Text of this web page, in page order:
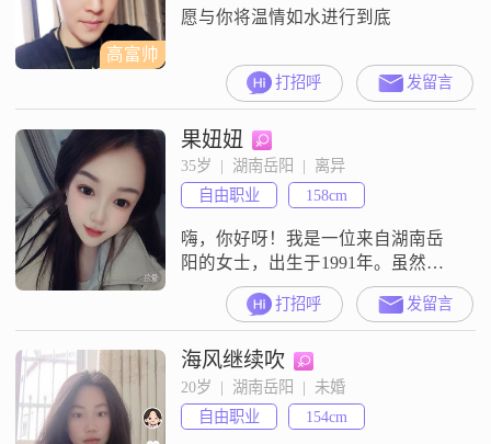
心，我会尽自己最大的努力去维护
高富帅
愿与你将温情如水进行到底
打招呼 发留言
果妞妞
35岁  |  湖南岳阳  |  离异
自由职业
158cm
嗨，你好呀！我是一位来自湖南岳
阳的女士，出生于1991年。虽然我
的身高只有158cm，但我相信，身高
并不是决定我们是否合适的关键因
素。我性格开朗，总是爱笑，我觉
得生活就应该充满阳光和快乐。我
也非常温柔体贴，善于关心和照顾
他人。在收入方面，我每月有5001
到8000元的稳定收入，能够满足基
打招呼 发留言
海风继续吹
20岁  |  湖南岳阳  |  未婚
自由职业
154cm